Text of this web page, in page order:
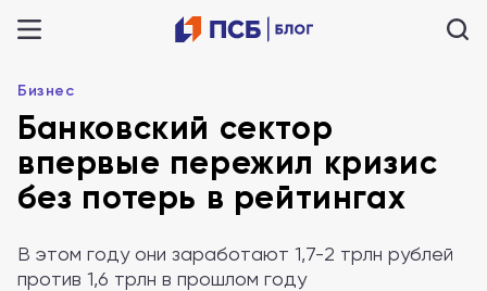
Бизнес
Банковский сектор
впервые пережил кризис
без потерь в рейтингах
В этом году они заработают 1,7-2 трлн рублей
против 1,6 трлн в прошлом году